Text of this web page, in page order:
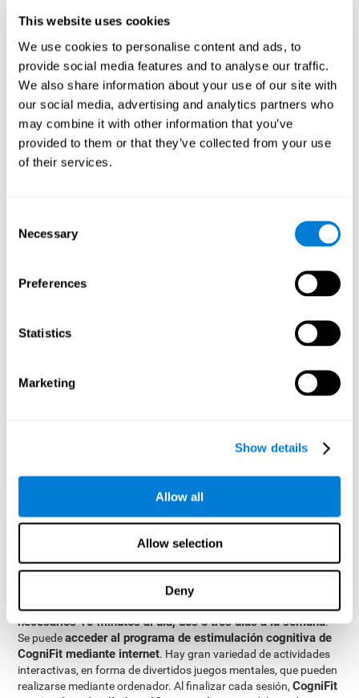
This website uses cookies
We use cookies to personalise content and ads, to
provide social media features and to analyse our traffic.
We also share information about your use of our site with
our social media, advertising and analytics partners who
may combine it with other information that you’ve
provided to them or that they’ve collected from your use
of their services.
Selection
Necessary
Preferences
Statistics
Marketing
Show details
Allow all
Allow selection
Deny
en la pantalla. Primero habrá que recordar el orden de
presentación de los tres objetos tan rápido como sea
posible. Posteriormente, aparecerán cuatro series de tres
objetos, algunos de ellos diferentes a los presentados, y
habrá que detectar la secuencia inicial en el mismo orden.
¿Cómo rehabilitar o mejorar la
memoria de trabajo?
Larehabilitación de la memoria de trabajo se basa en la
diseñados para rehabilitar los problemas en la memoria de
trabajo y otras funciones cognitivas. Al emplear nuestra memoria
de trabajo con los programas de entrenamiento cognitivo de
CogniFit, el cerebro y las conexiones neuronales implicadas en
esta capacidad cognitiva se fortalecen. Así, cuando necesitemos
hacer uso de la memoria de trabajo, las conexiones serán más
El equipo de CogniFit está formado por un completo equipo de
para las necesidades de cada usuario. Este
En base a los resultados de la evaluación, el programa de
estimulación cognitiva de CogniFit ofrece de forma
fortalecer la memoria de trabajo y otras funciones cognitivas que
se consideren necesarias según la evaluación.
Un entrenamiento constante y adecuado permite mejorar la
memoria de trabajo.Para una correcta estimulación son
necesarios 15 minutos al día, dos o tres días a la semana.
Se puedeacceder al programa de estimulación cognitiva de
CogniFit mediante internet. Hay gran variedad de actividades
interactivas, en forma de divertidos juegos mentales, que pueden
realizarse mediante ordenador. Al finalizar cada sesión,CogniFit